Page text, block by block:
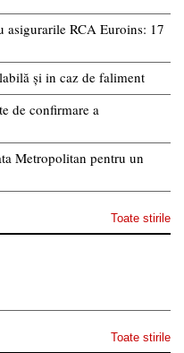
asigurarile RCA Euroins: 17
și in caz de faliment
de confirmare a
Metropolitan pentru un
Toate stirile
Toate stirile